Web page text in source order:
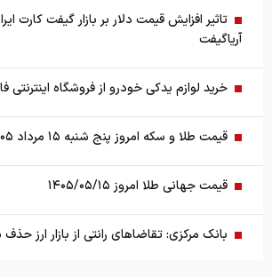
تاثیر افزایش قیمت دلار بر بازار گیفت کارت
آریاگیفت
خرید لوازم یدکی خودرو از فروشگاه اینترنتی
قیمت طلا و سکه امروز پنج شنبه ۱۵ مرداد ۱۴۰۵
قیمت جهانی طلا امروز ۱۴۰۵/۰۵/۱۵
بانک مرکزی: تقاضا‌های رانتی از بازار ارز